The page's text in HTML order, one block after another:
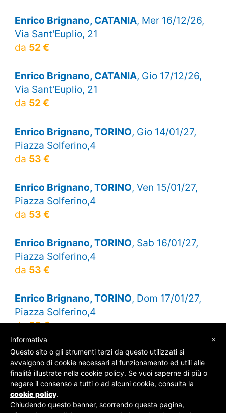
Enrico Brignano, CATANIA, Mer 16/12/26,
Via Sant'Euplio, 21
da 52 €
Enrico Brignano, CATANIA, Gio 17/12/26,
Via Sant'Euplio, 21
da 52 €
Enrico Brignano, TORINO, Gio 14/01/27,
Piazza Solferino,4
da 53 €
Enrico Brignano, TORINO, Ven 15/01/27,
Piazza Solferino,4
da 53 €
Enrico Brignano, TORINO, Sab 16/01/27,
Piazza Solferino,4
da 53 €
Enrico Brignano, TORINO, Dom 17/01/27,
Piazza Solferino,4
da53 €
© SOS Biglietti - P.Iva 09162100961 -Chi Siamo
Contatti-Privacy Policy
×
Informativa
Questo sito o gli strumenti terzi da questo utilizzati si
avvalgono di cookie necessari al funzionamento ed utili alle
finalità illustrate nella cookie policy. Se vuoi saperne di più o
negare il consenso a tutti o ad alcuni cookie, consulta la
cookie policy.
Chiudendo questo banner, scorrendo questa pagina,